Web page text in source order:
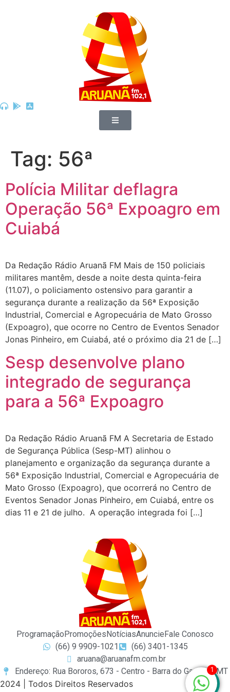
Tag: 56ª
Polícia Militar deflagra
Operação 56ª Expoagro em
Cuiabá
Da Redação Rádio Aruanã FM Mais de 150 policiais
militares mantêm, desde a noite desta quinta-feira
(11.07), o policiamento ostensivo para garantir a
segurança durante a realização da 56ª Exposição
Industrial, Comercial e Agropecuária de Mato Grosso
(Expoagro), que ocorre no Centro de Eventos Senador
Jonas Pinheiro, em Cuiabá, até o próximo dia 21 de […]
Sesp desenvolve plano
integrado de segurança
para a 56ª Expoagro
Da Redação Rádio Aruanã FM A Secretaria de Estado
de Segurança Pública (Sesp-MT) alinhou o
planejamento e organização da segurança durante a
56ª Exposição Industrial, Comercial e Agropecuária de
Mato Grosso (Expoagro), que ocorrerá no Centro de
Eventos Senador Jonas Pinheiro, em Cuiabá, entre os
dias 11 e 21 de julho. A operação integrada foi […]
ProgramaçãoPromoçõesNotíciasAnuncieFale Conosco
(66) 9 9909-1021
(66) 3401-1345
aruana@aruanafm.com.br
Endereço: Rua Bororos, 673 - Centro - Barra do Garças / MT
2024 | Todos Direitos Reservados
1